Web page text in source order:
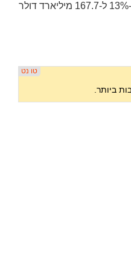
ההכנסות זינקו ברבעון השני בכ-13% ל-167.7 מיליארד דולר